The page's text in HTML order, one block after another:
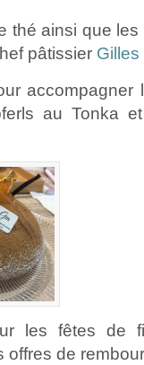
thé ainsi que
pâtissier
accompagner
au Tonka
les fêtes de
de